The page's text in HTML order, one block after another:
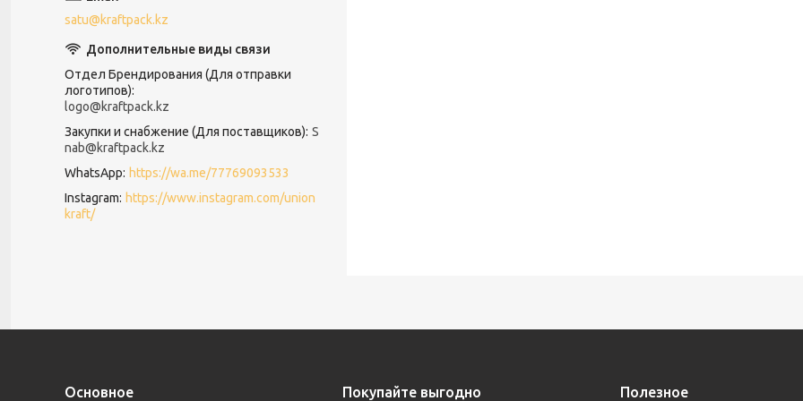
satu@kraftpack.kz
Отдел Брендирования (Для отправки
логотипов)
logo@kraftpack.kz
Закупки и снабжение (Для поставщиков) S
nab@kraftpack.kz
WhatsApp
https://wa.me/77769093533
Instagram
https://www.instagram.com/union
kraft/
Основное Покупайте выгодно Полезное